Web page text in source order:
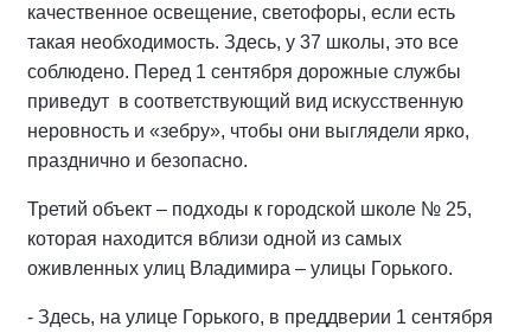
качественное освещение, светофоры, если есть
такая необходимость. Здесь, у 37 школы, это все
соблюдено. Перед 1 сентября дорожные службы
приведут в соответствующий вид искусственную
неровность и «зебру», чтобы они выглядели ярко,
празднично и безопасно.
Третий объект – подходы к городской школе № 25,
которая находится вблизи одной из самых
оживленных улиц Владимира – улицы Горького.
- Здесь, на улице Горького, в преддверии 1 сентября